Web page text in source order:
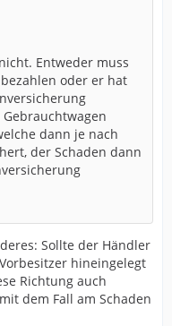
Entweder muss
oder er hat
dann je nach
der Schaden dann
Sollte der Händler
hineingelegt
Richtung auch
dem Fall am Schaden